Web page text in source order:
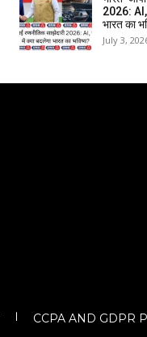
2026: AI,
भारत का
July 3,
CCPA AND GDPR